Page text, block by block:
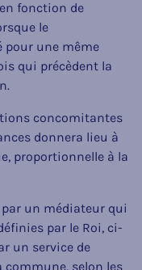
fonction de
le
pour une même
qui précèdent la
concomitantes
donnera lieu à
proportionnelle à la
par un médiateur qui
par le Roi, ci-
un service de
commune, selon les